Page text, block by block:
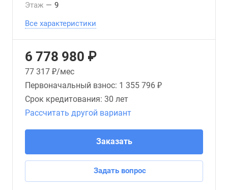
Этаж — 9
Все характеристики
6 778 980 ₽
77 317 ₽/мес
Первоначальный взнос: 1 355 796 ₽
Срок кредитования: 30 лет
Рассчитать другой вариант
Заказать
Задать вопрос